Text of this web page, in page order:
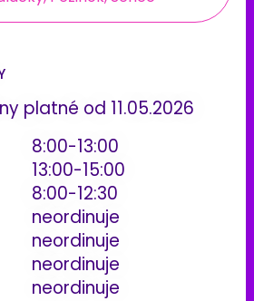
platné od 11.05.2026
8:00-13:00
13:00-15:00
8:00-12:30
neordinuje
neordinuje
neordinuje
neordinuje